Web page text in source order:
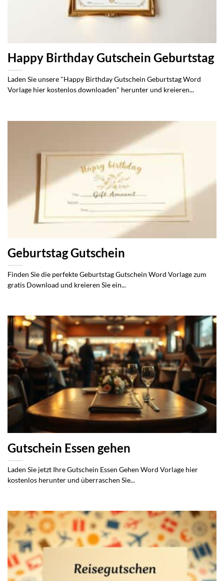
Happy Birthday Gutschein Geburtstag
Laden Sie unsere "Happy Birthday Gutschein Geburtstag Word
Vorlage hier kostenlos downloaden" herunter und kreieren...
Geburtstag Gutschein
Finden Sie die perfekte Geburtstag Gutschein Word Vorlage zum
gratis Download und kreieren Sie ein...
Gutschein Essen gehen
Laden Sie jetzt Ihre Gutschein Essen Gehen Word Vorlage hier
kostenlos herunter und überraschen Sie...